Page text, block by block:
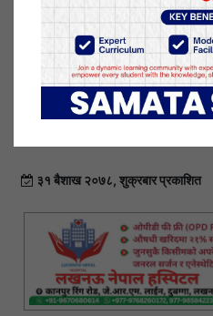
संख्याको मापन गर्न आज बाट
गरिएको बैजनाथ
दान बहादुर ऐडीले उल्लेख गरे
परिक्षण गर्दा ३ जना
३१ बैशाख २०७८, शुक्रबार प्रकाशित